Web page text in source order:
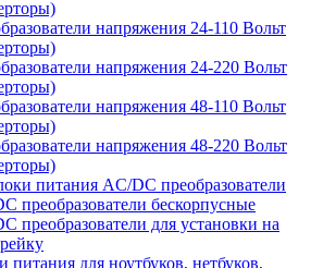
напряжения 24-110 Вольт
напряжения 24-220 Вольт
напряжения 48-110 Вольт
напряжения 48-220 Вольт
питания AC/DC преобразователи
преобразователи бескорпусные
преобразователи для установки на
питания для ноутбуков, нетбуков,